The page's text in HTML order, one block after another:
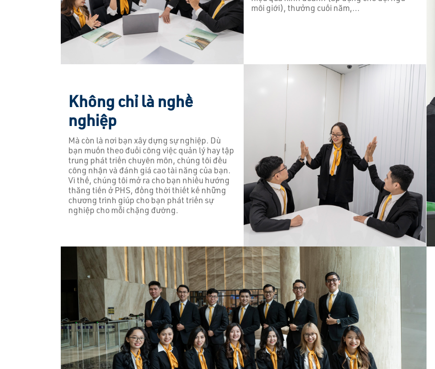
môi giới), thưởng cuối năm,...
Không chỉ là nghề
nghiệp
Mà còn là nơi bạn xây dựng sự nghiệp. Dù
bạn muốn theo đuổi công việc quản lý hay tập
trung phát triển chuyên môn, chúng tôi đều
công nhận và đánh giá cao tài năng của bạn.
Vì thế, chúng tôi mở ra cho bạn nhiều hướng
thăng tiến ở PHS, đồng thời thiết kế những
chương trình giúp cho bạn phát triển sự
nghiệp cho mỗi chặng đường.